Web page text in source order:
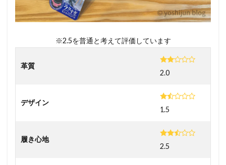
※2.5を普通と考えて評価しています
革質
2.0
デザイン
1.5
履き心地
2.5